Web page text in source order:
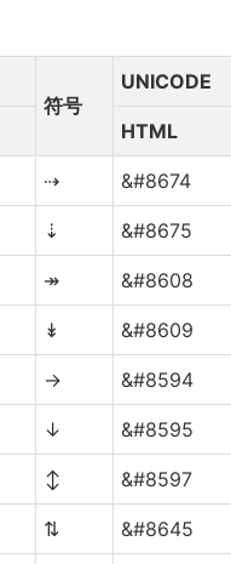
符号
UNICODE
HTML
⇢ &#8674
⇣ &#8675
↠ &#8608
↡ &#8609
→ &#8594
↓ &#8595
↕ &#8597
⇅ &#8645